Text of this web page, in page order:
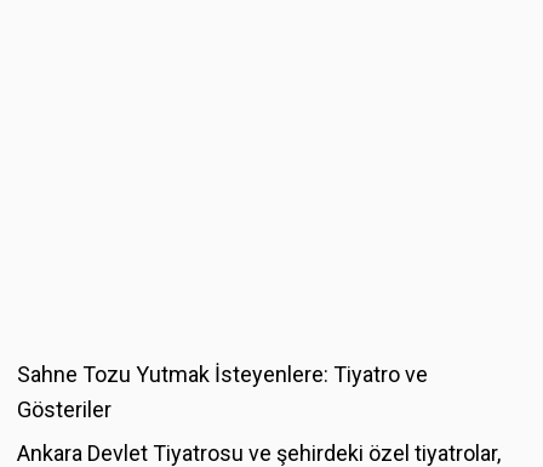
Sahne Tozu Yutmak İsteyenlere: Tiyatro ve
Gösteriler
Ankara Devlet Tiyatrosu ve şehirdeki özel tiyatrolar,